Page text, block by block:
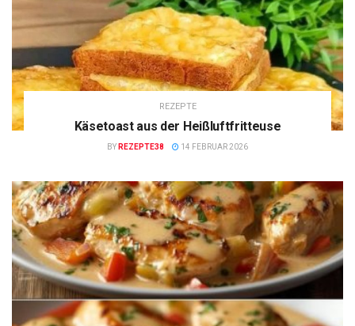
REZEPTE
Käsetoast aus der Heißluftfritteuse
BY REZEPTE38 14 FEBRUAR 2026